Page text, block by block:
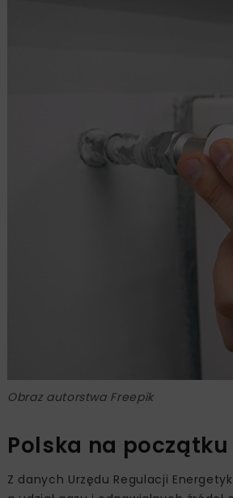
Obraz autorstwa Freepik
Polska na
Z danych Urzędu Regulacji